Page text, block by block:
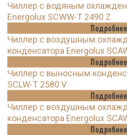
Чиллер с водяным
Energolux SCWW-T 2490 Z
Подробнее
Чиллер с воздушным
конденсатора Energolux
Подробнее
Чиллер с выносным
SCLW-T 2580 V
Подробнее
Чиллер с воздушным
конденсатора Energolux
Подробнее